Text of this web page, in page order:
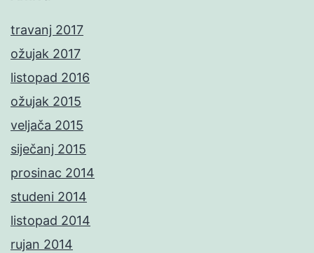
travanj 2017
ožujak 2017
listopad 2016
ožujak 2015
veljača 2015
siječanj 2015
prosinac 2014
studeni 2014
listopad 2014
rujan 2014